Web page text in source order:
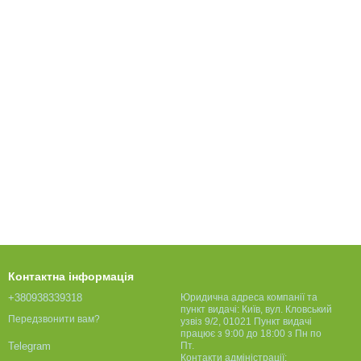
Контактна інформація
+380938339318
Передзвонити вам?
Telegram
Юридична адреса компанії та
пункт видачі: Київ, вул. Кловський
узвіз 9/2, 01021 Пункт видачі
працює з 9:00 до 18:00 з Пн по
Пт.
Контакти адміністрації: